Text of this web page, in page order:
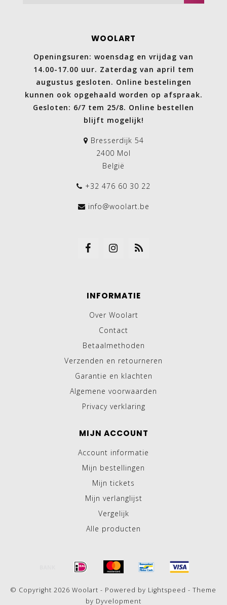
WOOLART
Openingsuren: woensdag en vrijdag van
14.00-17.00 uur. Zaterdag van april tem
augustus gesloten. Online bestelingen
kunnen ook opgehaald worden op afspraak.
Gesloten: 6/7 tem 25/8. Online bestellen
blijft mogelijk!
Bresserdijk 54
2400 Mol
België
+32 476 60 30 22
info@woolart.be
INFORMATIE
Over Woolart
Contact
Betaalmethoden
Verzenden en retourneren
Garantie en klachten
Algemene voorwaarden
Privacy verklaring
MIJN ACCOUNT
Account informatie
Mijn bestellingen
Mijn tickets
Mijn verlanglijst
Vergelijk
Alle producten
© Copyright 2026 Woolart - Powered by Lightspeed - Theme
by Dyvelopment